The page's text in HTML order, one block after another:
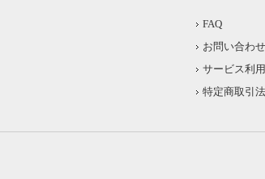
FAQ
お問い合わせ
サービス利
特定商取引